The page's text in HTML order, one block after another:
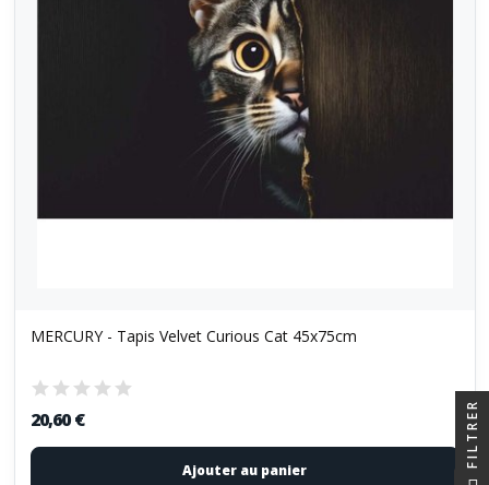
MERCURY - Tapis Velvet Curious Cat 45x75cm
20,60 €
Ajouter au panier
FILTRER